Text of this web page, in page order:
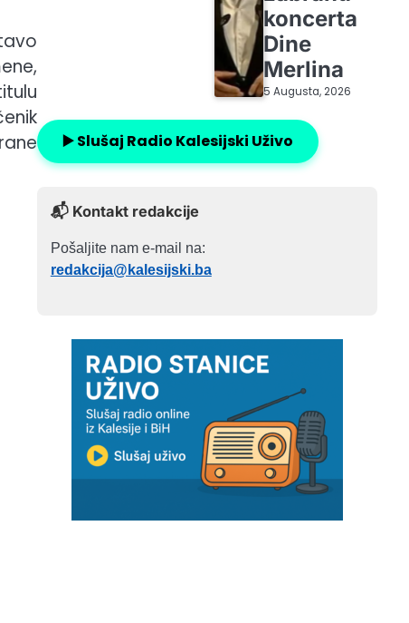
koncerta
Dine
Merlina
5 Augusta, 2026
▶️ Slušaj Radio Kalesijski Uživo
📬 Kontakt redakcije
Pošaljite nam e-mail na:
redakcija@kalesijski.ba